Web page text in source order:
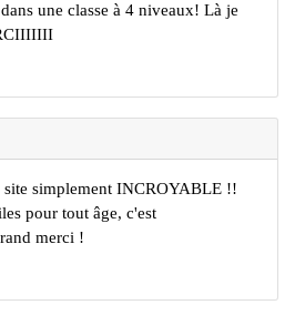
une classe à 4 niveaux! Là je
site simplement INCROYABLE !!
pour tout âge, c'est
merci !